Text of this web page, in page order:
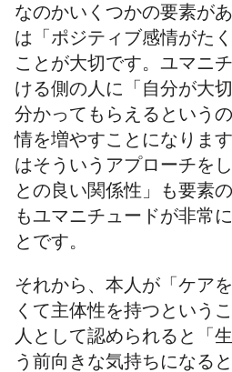
なのかいくつかの要素が
は「ポジティブ感情がた
ことが大切です。ユマニ
ける側の人に「自分が大
分かってもらえるという
情を増やすことになりま
はそういうアプローチを
との良い関係性」も要素
もユマニチュードが非常
とです。
それから、本人が「ケア
くて主体性を持つという
人として認められると「
う前向きな気持ちになる